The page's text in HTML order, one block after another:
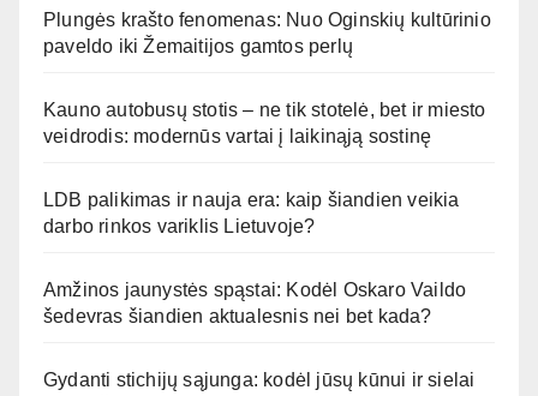
Plungės krašto fenomenas: Nuo Oginskių kultūrinio
paveldo iki Žemaitijos gamtos perlų
Kauno autobusų stotis – ne tik stotelė, bet ir miesto
veidrodis: modernūs vartai į laikinąją sostinę
LDB palikimas ir nauja era: kaip šiandien veikia
darbo rinkos variklis Lietuvoje?
Amžinos jaunystės spąstai: Kodėl Oskaro Vaildo
šedevras šiandien aktualesnis nei bet kada?
Gydanti stichijų sąjunga: kodėl jūsų kūnui ir sielai